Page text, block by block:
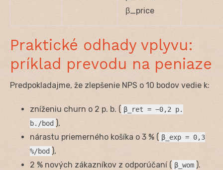
β_price
Praktické odhady vplyvu:
príklad prevodu na peniaze
Predpokladajme, že zlepšenie NPS o 10 bodov vedie k:
zníženiu churn o 2 p. b. ( β_ret = −0,2 p.
b./bod ),
nárastu priemerného košíka o 3 % ( β_exp = 0,3
%/bod ),
2 % nových zákazníkov z odporúčaní ( β_wom ).